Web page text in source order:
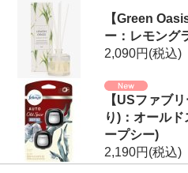
【Green
ー：レモング
2,090円(税込)
【USファブ
り)：オール
ープシー)
2,190円(税込)